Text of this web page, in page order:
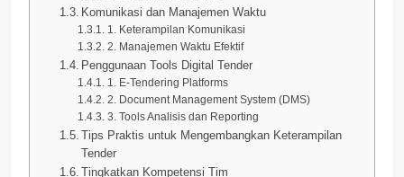
Komunikasi dan Manajemen Waktu
1. Keterampilan Komunikasi
2. Manajemen Waktu Efektif
Penggunaan Tools Digital Tender
1. E-Tendering Platforms
2. Document Management System (DMS)
3. Tools Analisis dan Reporting
Tips Praktis untuk Mengembangkan Keterampilan
Tender
Tingkatkan Kompetensi Tim